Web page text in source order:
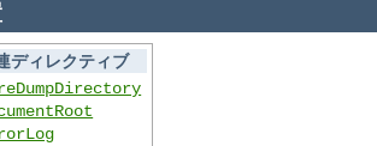
ディレクティブ